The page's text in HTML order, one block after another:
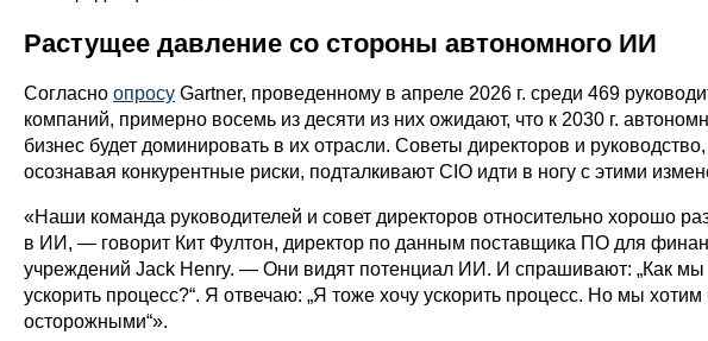
Растущее давление со стороны автономного ИИ
Согласно опросу Gartner, проведенному в апреле 2026 г. среди 469
компаний, примерно восемь из десяти из них ожидают, что к 2030 г.
бизнес будет доминировать в их отрасли. Советы директоров и руководство,
осознавая конкурентные риски, подталкивают CIO идти в ногу с этими
«Наши команда руководителей и совет директоров относительно хорошо
в ИИ, — говорит Кит Фултон, директор по данным поставщика ПО для
учреждений Jack Henry. — Они видят потенциал ИИ. И спрашивают: „Как
ускорить процесс?“. Я отвечаю: „Я тоже хочу ускорить процесс. Но мы хотим
осторожными“».